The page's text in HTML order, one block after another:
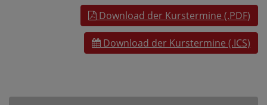
Download der Kurstermine (.PDF)
Download der Kurstermine (.ICS)